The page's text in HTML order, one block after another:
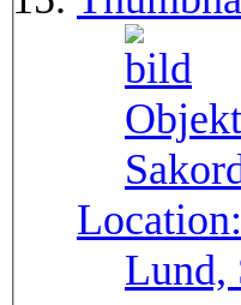
Location:
Lund,